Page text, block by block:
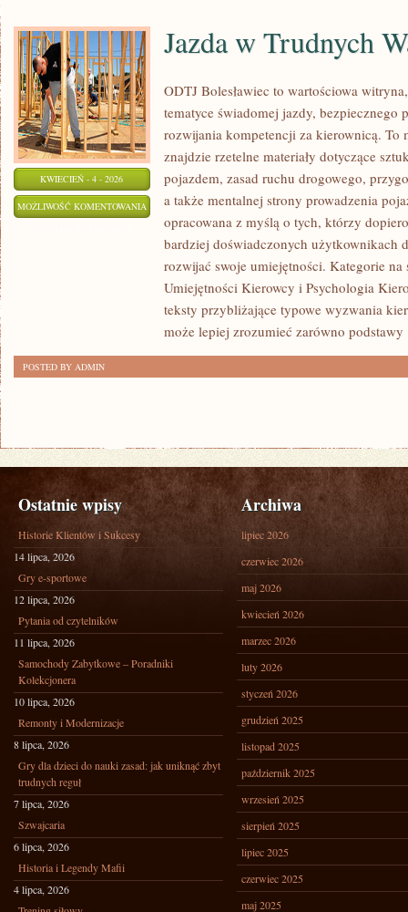
KWIECIEŃ - 4 - 2026
MOŻLIWOŚĆ KOMENTOWANIA JAZDA
TRUDNYCH
WARUNKACH
Jazda w Trudnych
ODTJ Bolesławiec to wartościowa
tematyce świadomej jazdy, bezpiecznego
rozwijania kompetencji za kierownicą.
znajdzie rzetelne materiały dotyczące
pojazdem, zasad ruchu drogowego,
a także mentalnej strony prowadzenia
opracowana z myślą o tych, którzy
bardziej doświadczonych użytkownikach
rozwijać swoje umiejętności. Kategorie
Umiejętności Kierowcy i Psychologia
teksty przybliżające typowe wyzwania
może lepiej zrozumieć zarówno podstawy
POSTED BY ADMIN
Ostatnie wpisy
Historie Klientów i Sukcesy
14 lipca, 2026
Gry e-sportowe
12 lipca, 2026
Pytania od czytelników
11 lipca, 2026
Samochody Zabytkowe – Poradniki
Kolekcjonera
10 lipca, 2026
Remonty i Modernizacje
8 lipca, 2026
Gry dla dzieci do nauki zasad: jak uniknąć zbyt
trudnych reguł
7 lipca, 2026
Szwajcaria
6 lipca, 2026
Historia i Legendy Mafii
4 lipca, 2026
Archiwa
lipiec 2026
czerwiec 2026
maj 2026
kwiecień 2026
marzec 2026
luty 2026
styczeń 2026
grudzień 2025
listopad 2025
październik 2025
wrzesień 2025
sierpień 2025
lipiec 2025
czerwiec 2025
maj 2025